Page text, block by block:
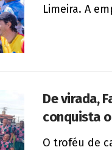
Limeira. A
De virada,
conquista
O troféu de